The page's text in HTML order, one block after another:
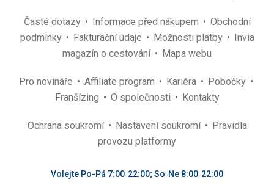
Časté dotazy Informace před nákupem
Obchodní
podmínky
Fakturační údaje Možnosti platby
Invia
magazín o cestování
Mapa webu
Pro novináře Affiliate program Kariéra
Pobočky
Franšízing
O společnosti Kontakty
Ochrana soukromí Nastavení soukromí
Pravidla
provozu platformy
Volejte Po-Pá 7:00‑22:00; So‑Ne 8:00‑22:00